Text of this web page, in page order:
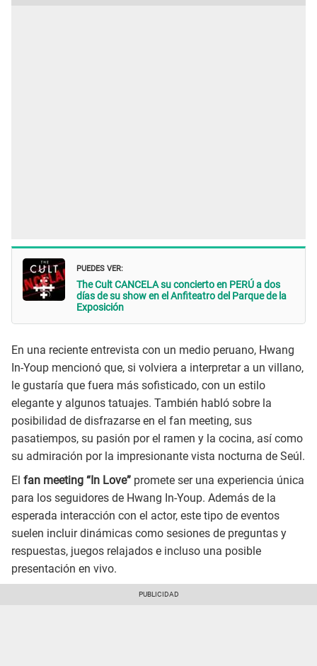
PUEDES VER:
The Cult CANCELA su concierto en PERÚ a dos
días de su show en el Anfiteatro del Parque de la
Exposición
En una reciente entrevista con un medio peruano, Hwang
In-Youp mencionó que, si volviera a interpretar a un villano,
le gustaría que fuera más sofisticado, con un estilo
elegante y algunos tatuajes. También habló sobre la
posibilidad de disfrazarse en el fan meeting, sus
pasatiempos, su pasión por el ramen y la cocina, así como
su admiración por la impresionante vista nocturna de Seúl.
El fan meeting “In Love” promete ser una experiencia única
para los seguidores de Hwang In-Youp. Además de la
esperada interacción con el actor, este tipo de eventos
suelen incluir dinámicas como sesiones de preguntas y
respuestas, juegos relajados e incluso una posible
presentación en vivo.